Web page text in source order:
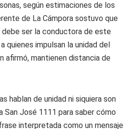
según estimaciones de los
de La Cámpora sostuvo que
debe ser la conductora de este
quienes impulsan la unidad del
afirmó, mantienen distancia de
hablan de unidad ni siquiera son
San José 1111 para saber cómo
interpretada como un mensaje